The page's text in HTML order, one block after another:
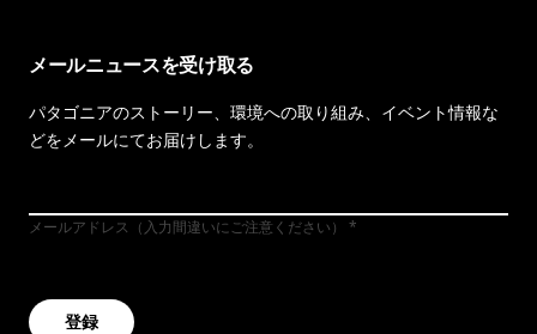
メールニュースを受け取る
パタゴニアのストーリー、環境への取り組み、イベント情報な
どをメールにてお届けします。
メールアドレス（入力間違いにご注意ください）
登録